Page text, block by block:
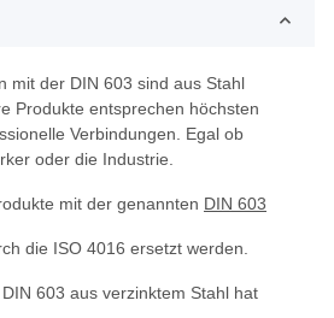
mit der DIN 603 sind aus Stahl
Produkte entsprechen höchsten
Verbindungen. Egal ob
oder die Industrie.
mit der genannten DIN 603
die ISO 4016 ersetzt werden.
603 aus verzinktem Stahl hat